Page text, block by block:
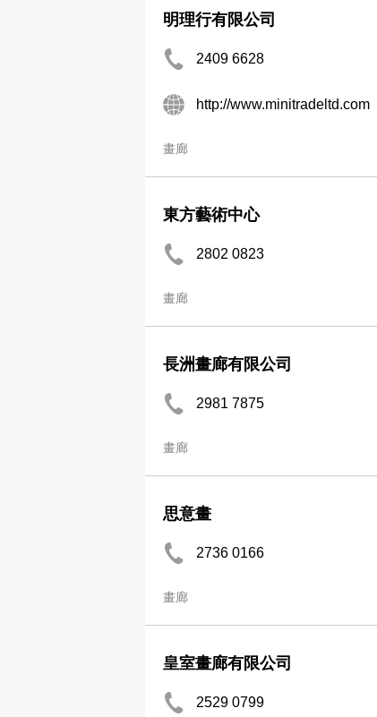
明理行有限公司
2409 6628
http://www.minitradeltd.com
畫廊
東方藝術中心
2802 0823
畫廊
長洲畫廊有限公司
2981 7875
畫廊
思意畫
2736 0166
畫廊
皇室畫廊有限公司
2529 0799